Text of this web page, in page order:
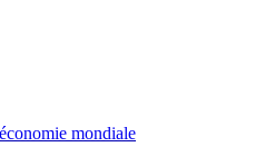
mondiale